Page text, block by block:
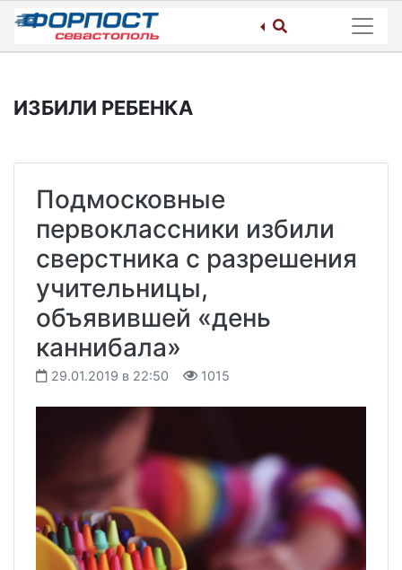
Skip
content
ИЗБИЛИ РЕБЕНКА
Подмосковные
первоклассники избили
сверстника с разрешения
учительницы,
объявившей «день
каннибала»
29.01.2019 в 22:50 1015